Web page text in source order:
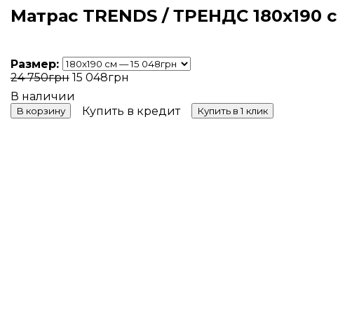
Матрас TRENDS / ТРЕНДС 180x190
Размер:
24 750грн 15 048грн
В корзину Купить в кредит Купить в 1 клик